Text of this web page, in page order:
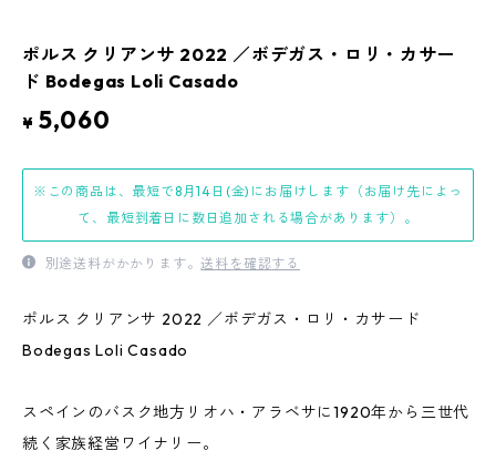
ポルス クリアンサ 2022 ／ボデガス・ロリ・カサー
ド Bodegas Loli Casado
¥ 5,060
※この商品は、最短で8月14日(金)にお届けします（お届け先によっ
て、最短到着日に数日追加される場合があります）。
別途送料がかかります。送料を確認する
ポルス クリアンサ 2022 ／ボデガス・ロリ・カサード
Bodegas Loli Casado
スペインのバスク地方リオハ・アラベサに1920年から三世代
続く家族経営ワイナリー。